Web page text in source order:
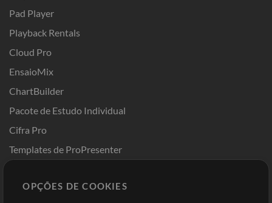
Pad Player
Playback Rentals
Cloud Pro
EnsaioMix
ChartBuilder
Pacote de Estudo Individual
Cifra Pro
Templates de ProPresenter
OPÇÕES DE COOKIES